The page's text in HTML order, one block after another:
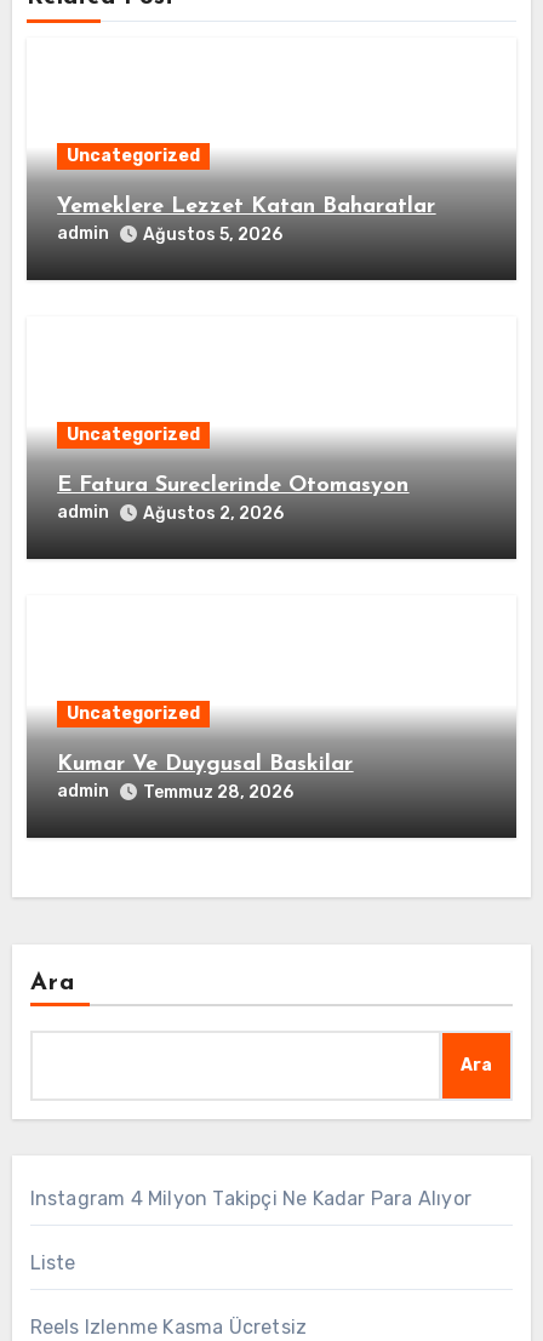
Uncategorized
Yemeklere Lezzet Katan Baharatlar
admin Ağustos 5, 2026
Uncategorized
E Fatura Sureclerinde Otomasyon
admin Ağustos 2, 2026
Uncategorized
Kumar Ve Duygusal Baskilar
admin Temmuz 28, 2026
Ara
Ara
Instagram 4 Milyon Takipçi Ne Kadar Para Alıyor
Liste
Reels Izlenme Kasma Ücretsiz